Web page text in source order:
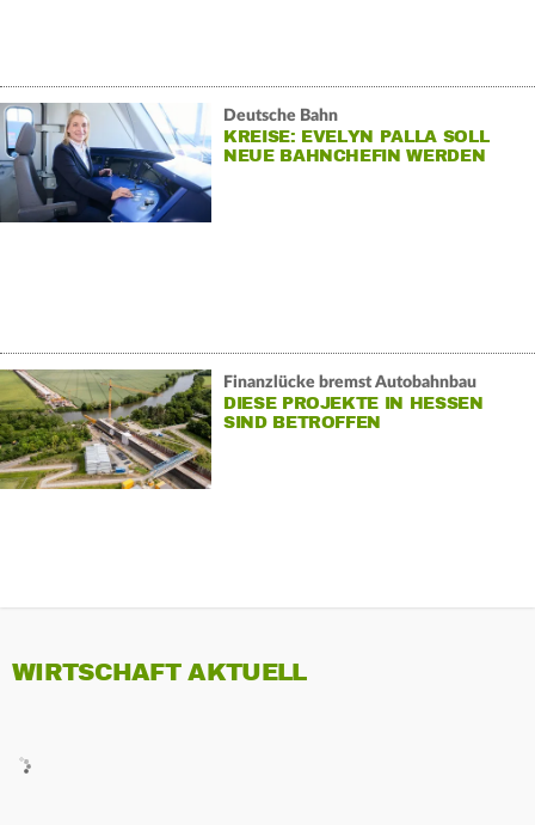
Deutsche Bahn
KREISE: EVELYN PALLA SOLL
NEUE BAHNCHEFIN WERDEN
Finanzlücke bremst Autobahnbau
DIESE PROJEKTE IN HESSEN
SIND BETROFFEN
WIRTSCHAFT AKTUELL